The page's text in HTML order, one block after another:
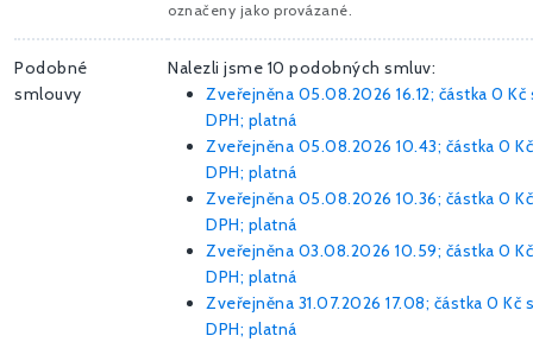
označeny jako provázané.
Podobné
smlouvy
Nalezli jsme 10 podobných smluv:
Zveřejněna 05.08.2026 16.12; částka 0 Kč
DPH; platná
Zveřejněna 05.08.2026 10.43; částka 0 Kč
DPH; platná
Zveřejněna 05.08.2026 10.36; částka 0 Kč
DPH; platná
Zveřejněna 03.08.2026 10.59; částka 0 Kč
DPH; platná
Zveřejněna 31.07.2026 17.08; částka 0 Kč s
DPH; platná